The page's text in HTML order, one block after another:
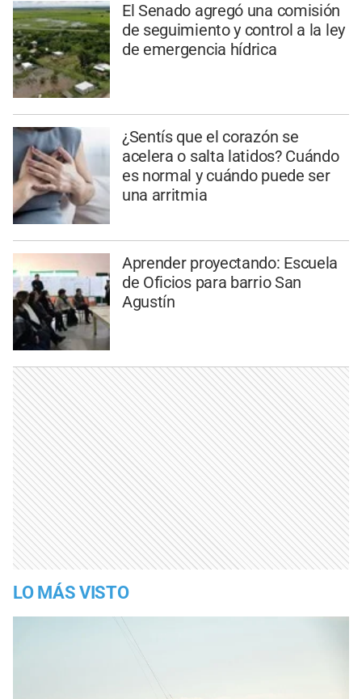
El Senado agregó una comisión
de seguimiento y control a la ley
de emergencia hídrica
¿Sentís que el corazón se
acelera o salta latidos? Cuándo
es normal y cuándo puede ser
una arritmia
Aprender proyectando: Escuela
de Oficios para barrio San
Agustín
LO MÁS VISTO